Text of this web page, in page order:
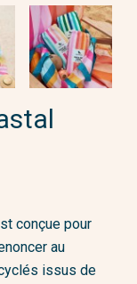
conçue pour
au
issus de